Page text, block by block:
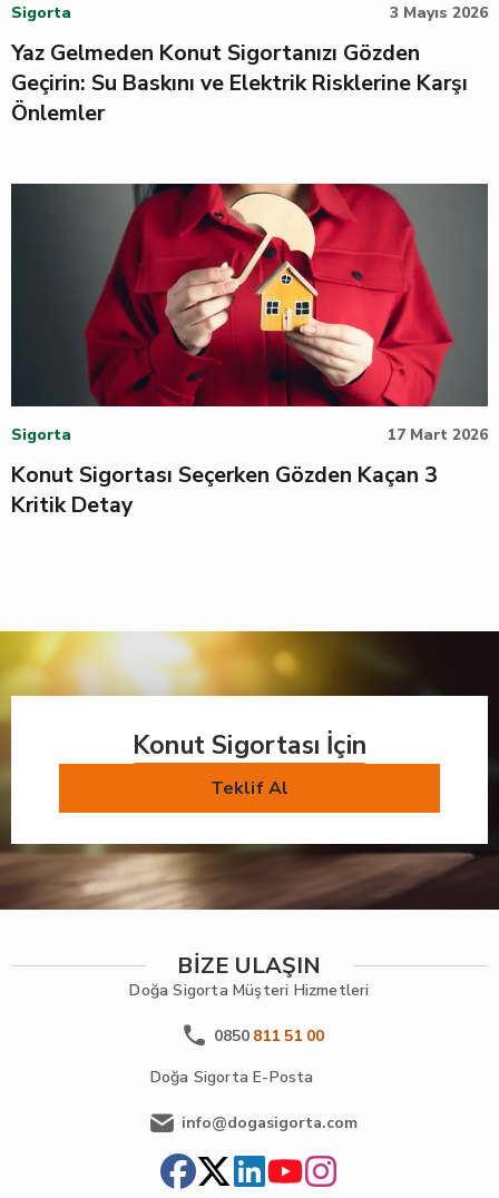
Sigorta 3 Mayıs 2026
Yaz Gelmeden Konut Sigortanızı Gözden
Geçirin: Su Baskını ve Elektrik Risklerine Karşı
Önlemler
Sigorta 17 Mart 2026
Konut Sigortası Seçerken Gözden Kaçan 3
Kritik Detay
Konut Sigortası İçin
Teklif Al
BİZE ULAŞIN
Doğa Sigorta Müşteri Hizmetleri
0850 811 51 00
Doğa SigortaE-Posta
info@dogasigorta.com